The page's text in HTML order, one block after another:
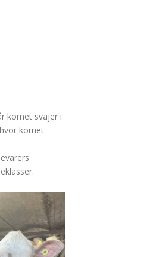
kornet svajer i
kornet